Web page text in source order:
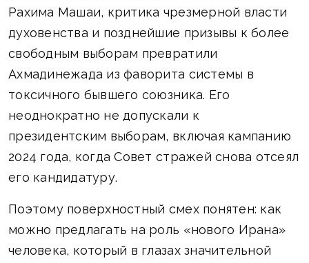
Рахима Машаи, критика чрезмерной власти
духовенства и позднейшие призывы к более
свободным выборам превратили
Ахмадинежада из фаворита системы в
токсичного бывшего союзника. Его
неоднократно не допускали к
президентским выборам, включая кампанию
2024 года, когда Совет стражей снова отсеял
его кандидатуру.
Поэтому поверхностный смех понятен: как
можно предлагать на роль «нового Ирана»
человека, который в глазах значительной